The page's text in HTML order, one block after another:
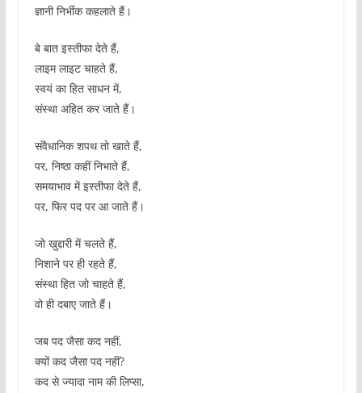
ज्ञानी निर्भीक कहलाते हैं।
बे बात इस्तीफा देते हैं,
लाइम लाइट चाहते हैं,
स्वयं का हित साधन में,
संस्था अहित कर जाते हैं।
संवैधानिक शपथ तो खाते हैं,
पर, निष्ठा कहीं निभाते हैं,
समयाभाव में इस्तीफा देते हैं,
पर, फिर पद पर आ जाते हैं।
जो खुद्दारी में चलते हैं,
निशाने पर ही रहते हैं,
संस्था हित जो चाहते हैं,
वो ही दबाए जाते हैं।
जब पद जैसा कद नहीं,
क्यों कद जैसा पद नहीं?
कद से ज्यादा नाम की लिप्सा,